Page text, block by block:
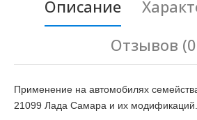
Описание
Отзывов
Применение на автомобилях
21099 Лада Самара и их модификаций.